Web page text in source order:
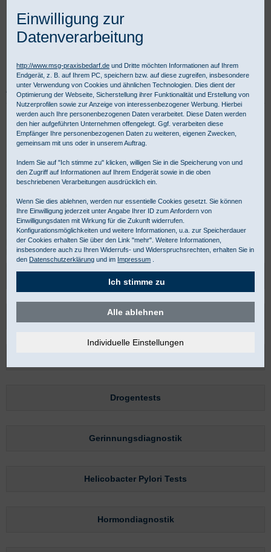
Praxisbedarf Shop Labor Tests
Diagnose Teste Systeme &
Schnelltests
Diagnose Tests und Systeme bestellen Ärzte und Labore im
und Urintests günstig. Für gewerbliche Kunden ist Kauf auf
Rechnung möglich.
Diagnosetests & medizinische Testsysteme -
Kategorieübersicht:
Blutzuckertests
Drogentests
Gerinnungsdiagnostik
Helicobacter Pylori Tests
Hormondiagnostik
Einwilligung zur
Datenverarbeitung
http://www.msg-praxisbedarf.de und Dritte möchten Informationen auf Ihrem
Endgerät, z. B. auf Ihrem PC, speichern bzw. auf diese zugreifen, insbesondere
unter Verwendung von Cookies und ähnlichen Technologien. Dies dient der
Optimierung der Webseite, Sicherstellung ihrer Funktionalität und Erstellung von
Nutzerprofilen sowie zur Anzeige von interessenbezogener Werbung. Hierbei
werden auch Ihre personenbezogenen Daten verarbeitet. Diese Daten werden
den hier aufgeführten Unternehmen offengelegt. Ggf. verarbeiten diese
Empfänger Ihre personenbezogenen Daten zu weiteren, eigenen Zwecken,
gemeinsam mit uns oder in unserem Auftrag.
Indem Sie auf "Ich stimme zu" klicken, willigen Sie in die Speicherung von und
den Zugriff auf Informationen auf Ihrem Endgerät sowie in die oben
beschriebenen Verarbeitungen ausdrücklich ein.
Wenn Sie dies ablehnen, werden nur essentielle Cookies gesetzt. Sie können
Ihre Einwilligung jederzeit unter Angabe Ihrer ID zum Anfordern von
Einwilligungsdaten mit Wirkung für die Zukunft widerrufen.
Konfigurationsmöglichkeiten und weitere Informationen, u.a. zur Speicherdauer
der Cookies erhalten Sie über den Link "mehr". Weitere Informationen,
insbesondere auch zu Ihren Widerrufs- und Widerspruchsrechten, erhalten Sie in
den Datenschutzerklärung und im Impressum
Ich stimme zu
Alle ablehnen